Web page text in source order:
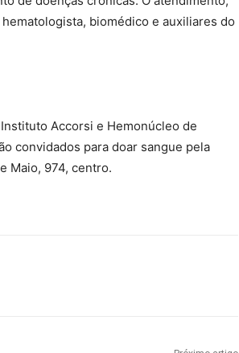
biomédico e auxiliares do
Accorsi e Hemonúcleo de
convidados para doar sangue pela
Maio, 974, centro.